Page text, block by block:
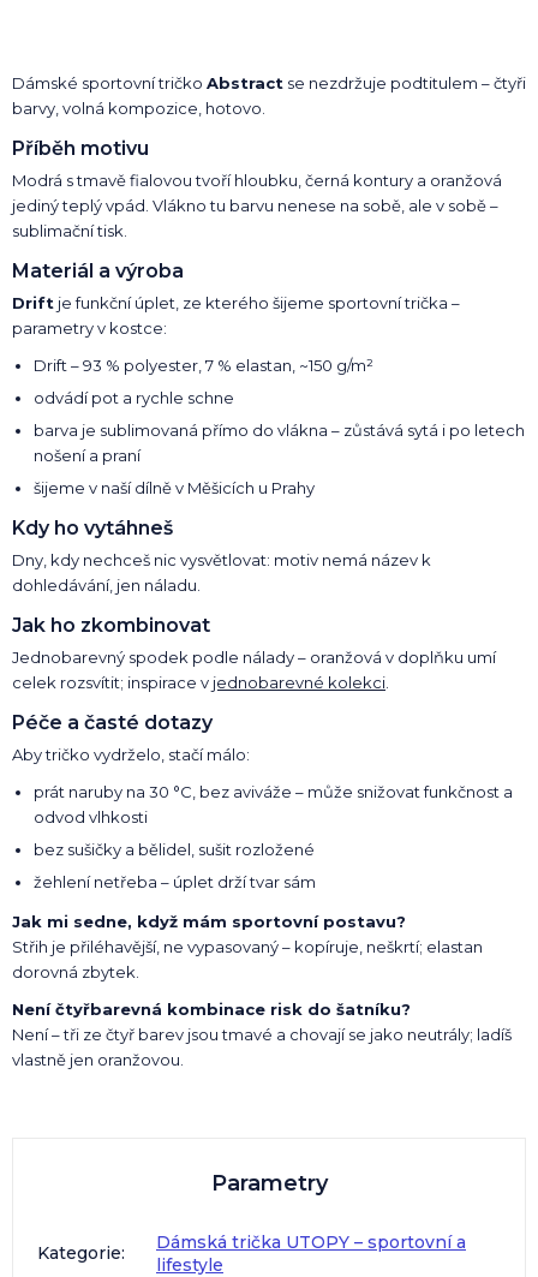
Dámské sportovní tričko Abstract se nezdržuje podtitulem – čtyři
barvy, volná kompozice, hotovo.
Příběh motivu
Modrá s tmavě fialovou tvoří hloubku, černá kontury a oranžová
jediný teplý vpád. Vlákno tu barvu nenese na sobě, ale v sobě –
sublimační tisk.
Materiál a výroba
Drift je funkční úplet, ze kterého šijeme sportovní trička –
parametry v kostce:
Drift – 93 % polyester, 7 % elastan, ~150 g/m²
odvádí pot a rychle schne
barva je sublimovaná přímo do vlákna – zůstává sytá i po letech
nošení a praní
šijeme v naší dílně v Měšicích u Prahy
Kdy ho vytáhneš
Dny, kdy nechceš nic vysvětlovat: motiv nemá název k
dohledávání, jen náladu.
Jak ho zkombinovat
Jednobarevný spodek podle nálady – oranžová v doplňku umí
celek rozsvítit; inspirace v jednobarevné kolekci
Péče a časté dotazy
Aby tričko vydrželo, stačí málo:
prát naruby na 30 °C, bez aviváže – může snižovat funkčnost a
odvod vlhkosti
bez sušičky a bělidel, sušit rozložené
žehlení netřeba – úplet drží tvar sám
Jak mi sedne, když mám sportovní postavu?
Střih je přiléhavější, ne vypasovaný – kopíruje, neškrtí; elastan
dorovná zbytek.
Není čtyřbarevná kombinace risk do šatníku?
Není – tři ze čtyř barev jsou tmavé a chovají se jako neutrály; ladíš
vlastně jen oranžovou.
Parametry
Kategorie:
Dámská trička UTOPY – sportovní a
lifestyle